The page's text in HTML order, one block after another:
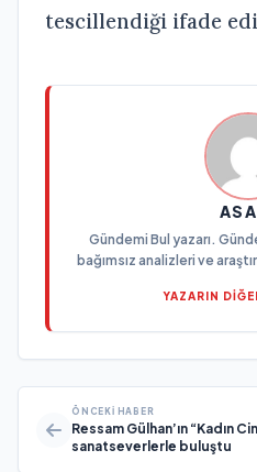
tescillendiği ifade
Gündemi Bul yazarı.
bağımsız analizleri ve
YAZARIN
ÖNCEKI HABER
Ressam Gülhan’ın “Kadın
sanatseverlerle buluştu